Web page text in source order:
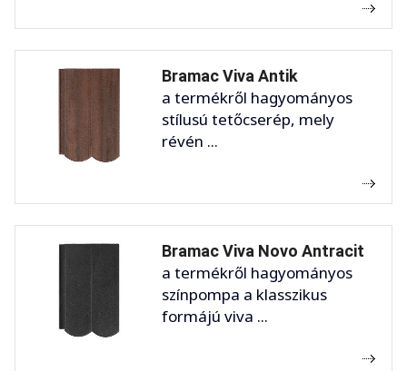
Bramac Viva Antik
a termékről hagyományos
stílusú tetőcserép, mely
révén ...
Bramac Viva Novo Antracit
a termékről hagyományos
színpompa a klasszikus
formájú viva ...